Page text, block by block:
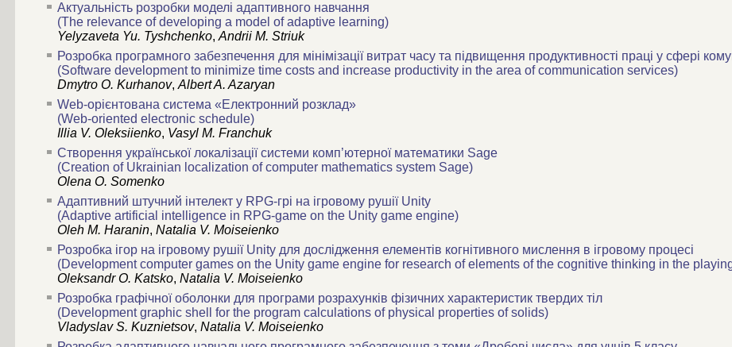
Актуальність розробки моделі адаптивного навчання
(The relevance of developing a model of adaptive learning)
Yelyzaveta Yu. Tyshchenko, Andrii M. Striuk
Розробка програмного забезпечення для мінімізації витрат часу та підвищення продуктивності праці у сфері
(Software development to minimize time costs and increase productivity in the area of communication services)
Dmytro O. Kurhanov, Albert A. Azaryan
Web-орієнтована система «Електронний розклад»
(Web-oriented electronic schedule)
Illia V. Oleksiienko, Vasyl M. Franchuk
Створення української локалізації системи комп’ютерної математики Sage
(Creation of Ukrainian localization of computer mathematics system Sage)
Оlena О. Somenko
Адаптивний штучний інтелект у RPG-грі на ігровому рушії Unity
(Adaptive artificial intelligence in RPG-game on the Unity game engine)
Oleh M. Haranin, Natalia V. Moiseienko
Розробка ігор на ігровому рушії Unity для дослідження елементів когнітивного мислення в ігровому процесі
(Development computer games on the Unity game engine for research of elements of the cognitive thinking in the
Oleksandr O. Katsko, Natalia V. Moiseienko
Розробка графічної оболонки для програми розрахунків фізичних характеристик твердих тіл
(Development graphic shell for the program calculations of physical properties of solids)
Vladyslav S. Kuznietsov, Natalia V. Moiseienko